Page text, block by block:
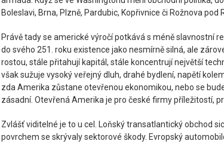
Boleslavi, Brna, Plzně, Pardubic, Kopřivnice či Rožnova pod
Právě tady se americké výročí potkává s méně slavnostní
do svého 251. roku existence jako nesmírně silná, ale
rostou, stále přitahují kapitál, stále koncentrují největší
však sužuje vysoký veřejný dluh, drahé bydlení, napětí
zda Amerika zůstane otevřenou ekonomikou, nebo se
zásadní. Otevřená Amerika je pro české firmy příležitostí,
Zvlášť viditelné je to u cel. Loňský transatlantický obchod
povrchem se skrývaly sektorové škody. Evropský